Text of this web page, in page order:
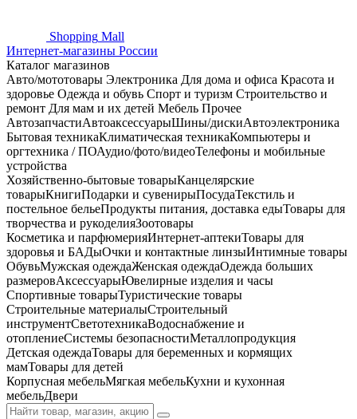
Shopping Mall
Интернет-магазины России
Каталог магазинов
Авто/мототовары Электроника Для дома и офиса Красота и
здоровье Одежда и обувь Спорт и туризм Строительство и
ремонт Для мам и их детей Мебель Прочее
АвтозапчастиАвтоаксессуарыШины/дискиАвтоэлектроника
Бытовая техникаКлиматическая техникаКомпьютеры и
оргтехника / ПОАудио/фото/видеоТелефоны и мобильные
устройства
Хозяйственно-бытовые товарыКанцелярские
товарыКнигиПодарки и сувенирыПосудаТекстиль и
постельное бельеПродукты питания, доставка едыТовары для
творчества и рукоделияЗоотовары
Косметика и парфюмерияИнтернет-аптекиТовары для
здоровья и БАДыОчки и контактные линзыИнтимные товары
ОбувьМужская одеждаЖенская одеждаОдежда больших
размеровАксессуарыЮвелирные изделия и часы
Спортивные товарыТуристические товары
Строительные материалыСтроительный
инструментСветотехникаВодоснабжение и
отоплениеСистемы безопасностиМеталлопродукция
Детская одеждаТовары для беременных и кормящих
мамТовары для детей
Корпусная мебельМягкая мебельКухни и кухонная
мебельДвери